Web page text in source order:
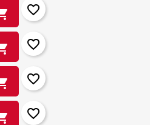
favorite_border
favorite_border
favorite_border
favorite_border